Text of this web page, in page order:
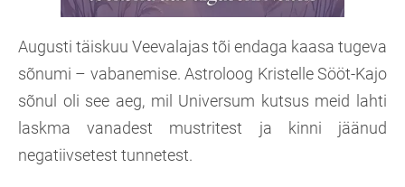
Augusti täiskuu Veevalajas tõi endaga kaasa tugeva
sõnumi – vabanemise. Astroloog Kristelle Sööt-Kajo
sõnul oli see aeg, mil Universum kutsus meid lahti
laskma vanadest mustritest ja kinni jäänud
negatiivsetest tunnetest.